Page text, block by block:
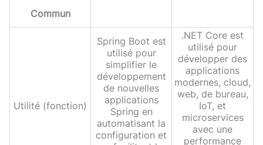
Commun
Utilité (fonction)
Spring Boot est
utilisé pour
simplifier le
développement
de nouvelles
applications
Spring en
automatisant la
configuration et
.NET Core est
utilisé pour
développer des
applications
modernes, cloud,
web, de bureau,
IoT, et
microservices
avec une
performance